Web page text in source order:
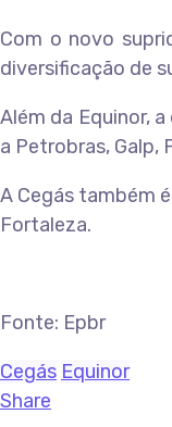
Com o novo
diversificação de
Além da Equinor,
a Petrobras, Galp,
A Cegás também
Fortaleza.
Fonte: Epbr
Cegás Equinor
Share